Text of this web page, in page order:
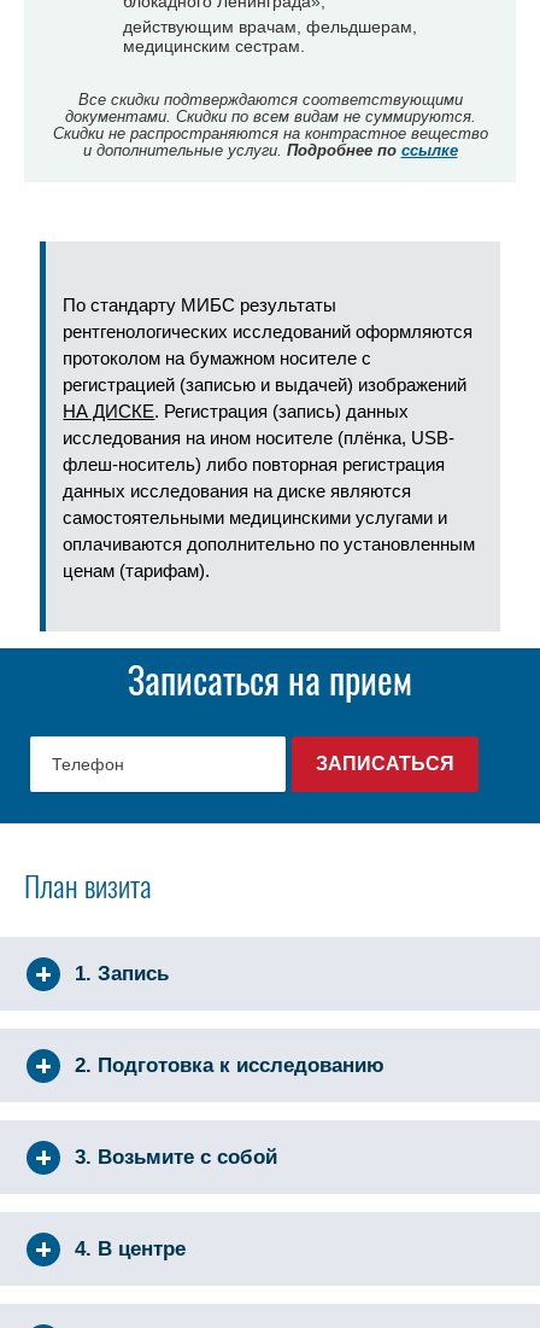
действующим врачам, фельдшерам,
медицинским сестрам.
Все скидки подтверждаются соответствующими
документами. Скидки по всем видам не суммируются.
Скидки не распространяются на контрастное вещество
и дополнительные услуги. Подробнее по ссылке
По стандарту МИБС результаты
рентгенологических исследований оформляются
протоколом на бумажном носителе с
регистрацией (записью и выдачей) изображений
НА ДИСКЕ. Регистрация (запись) данных
исследования на ином носителе (плёнка, USB-
флеш-носитель) либо повторная регистрация
данных исследования на диске являются
самостоятельными медицинскими услугами и
оплачиваются дополнительно по установленным
ценам (тарифам).
Записаться на прием
План визита
1. Запись
2. Подготовка к исследованию
3. Возьмите с собой
4. В центре